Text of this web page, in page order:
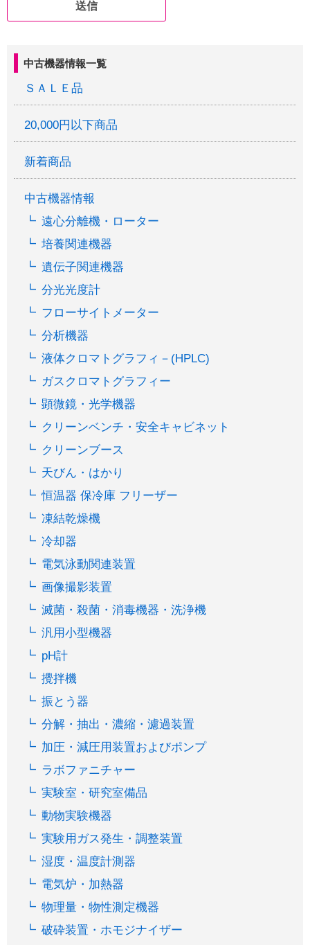
中古機器情報一覧
ＳＡＬＥ品
20,000円以下商品
新着商品
中古機器情報
遠心分離機・ローター
培養関連機器
遺伝子関連機器
分光光度計
フローサイトメーター
分析機器
液体クロマトグラフィ－(HPLC)
ガスクロマトグラフィー
顕微鏡・光学機器
クリーンベンチ・安全キャビネット
クリーンブース
天びん・はかり
恒温器 保冷庫 フリーザー
凍結乾燥機
冷却器
電気泳動関連装置
画像撮影装置
滅菌・殺菌・消毒機器・洗浄機
汎用小型機器
pH計
攪拌機
振とう器
分解・抽出・濃縮・濾過装置
加圧・減圧用装置およびポンプ
ラボファニチャー
実験室・研究室備品
動物実験機器
実験用ガス発生・調整装置
湿度・温度計測器
電気炉・加熱器
物理量・物性測定機器
破砕装置・ホモジナイザー